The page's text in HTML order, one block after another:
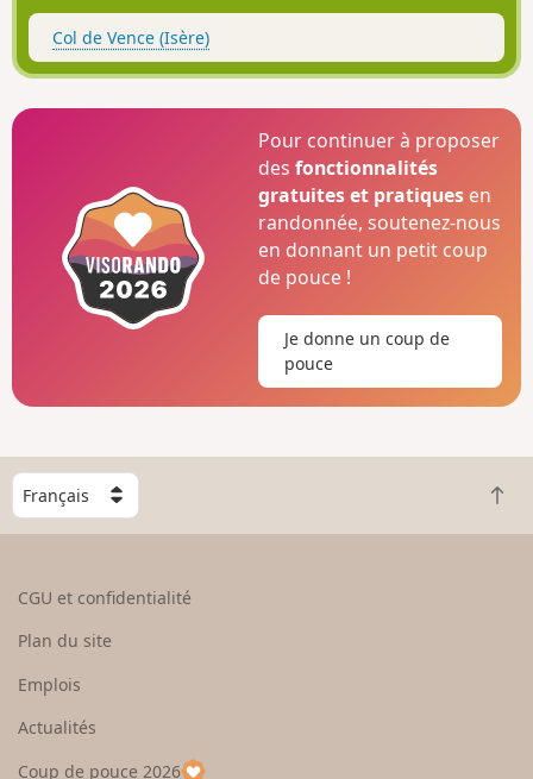
Col de Vence (Isère)
Pour continuer à proposer
desfonctionnalités
gratuites et pratiques en
randonnée, soutenez-nous
en donnant un petit coup
de pouce !
Je donne un coup de
pouce
C
h
o
e
u
R
e
CGU et confidentialité
Plan du site
Emplois
Actualités
Coup de pouce 2026